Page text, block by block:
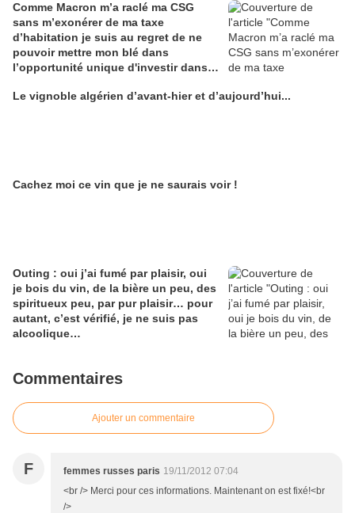
Comme Macron m’a raclé ma CSG
sans m’exonérer de ma taxe
d’habitation je suis au regret de ne
pouvoir mettre mon blé dans
l’opportunité unique d'investir dans
Alain Edouard
Le vignoble algérien d’avant-hier et d’aujourd’hui...
Cachez moi ce vin que je ne saurais voir !
Outing : oui j’ai fumé par plaisir, oui
je bois du vin, de la bière un peu, des
spiritueux peu, par pur plaisir… pour
autant, c’est vérifié, je ne suis pas
alcoolique…
Commentaires
Ajouter un commentaire
F femmes russes paris 19/11/2012 07:04
<br /> Merci pour ces informations. Maintenant on est fixé!<br
/>